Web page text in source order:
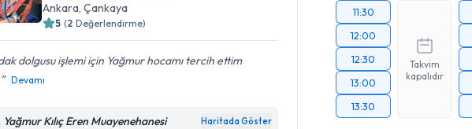
Ankara,Çankaya
5 (2 Değerlendirme)
dolgusu işlemi için Yağmur hocamı tercih ettim
Devamı
Yağmur Kılıç Eren Muayenehanesi Haritada Göster
11:30
12:00
12:30
13:00
13:30
Takvim
kapalıdır